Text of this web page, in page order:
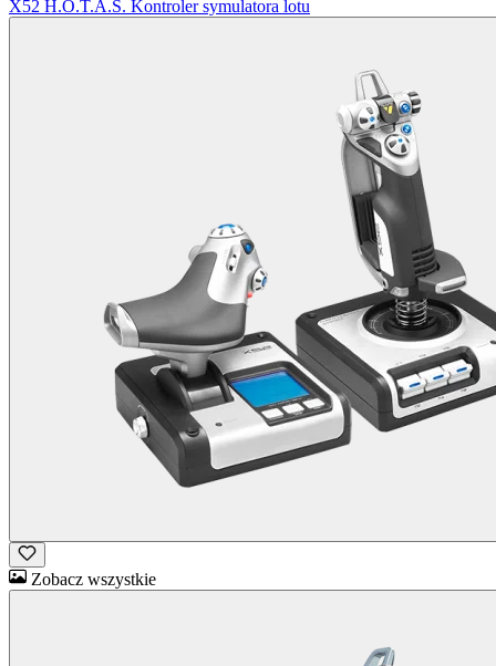
X52 H.O.T.A.S. Kontroler symulatora lotu
Zobacz wszystkie